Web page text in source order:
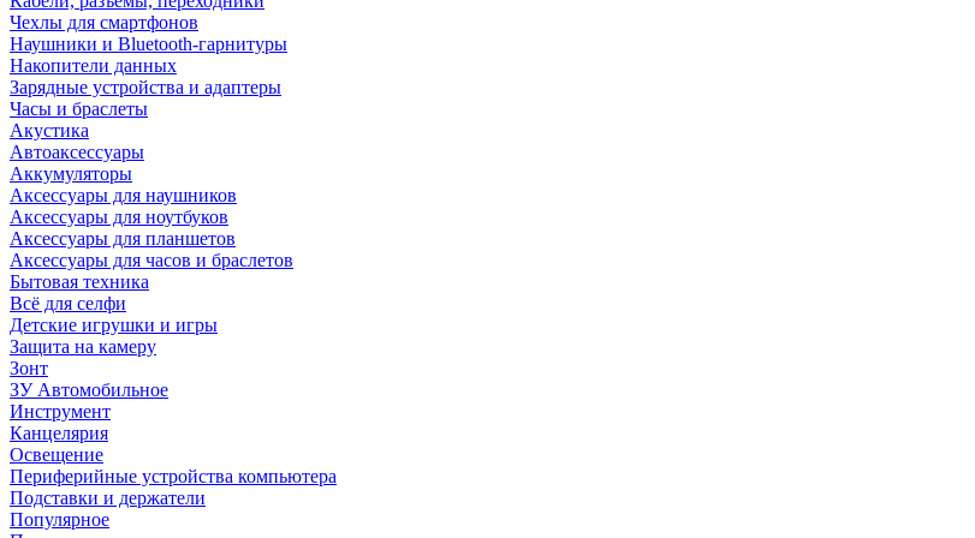
Чехлы для смартфонов
Наушники и Bluetooth-гарнитуры
Накопители данных
Зарядные устройства и адаптеры
Часы и браслеты
Акустика
Автоаксессуары
Аккумуляторы
Аксессуары для наушников
Аксессуары для ноутбуков
Аксессуары для планшетов
Аксессуары для часов и браслетов
Бытовая техника
Всё для селфи
Детские игрушки и игры
Защита на камеру
Зонт
ЗУ Автомобильное
Инструмент
Канцелярия
Освещение
Периферийные устройства компьютера
Подставки и держатели
Популярное